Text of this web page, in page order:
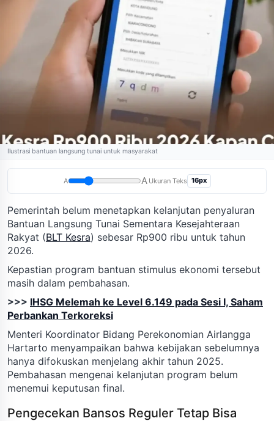
Ilustrasi bantuan langsung tunai untuk masyarakat
A A Ukuran Teks 16px
Pemerintah belum menetapkan kelanjutan penyaluran
Bantuan Langsung Tunai Sementara Kesejahteraan
Rakyat (BLT Kesra) sebesar Rp900 ribu untuk tahun
2026.
Kepastian program bantuan stimulus ekonomi tersebut
masih dalam pembahasan.
>>> IHSG Melemah ke Level 6.149 pada Sesi I, Saham
Perbankan Terkoreksi
Menteri Koordinator Bidang Perekonomian Airlangga
Hartarto menyampaikan bahwa kebijakan sebelumnya
hanya difokuskan menjelang akhir tahun 2025.
Pembahasan mengenai kelanjutan program belum
menemui keputusan final.
Pengecekan Bansos Reguler Tetap Bisa